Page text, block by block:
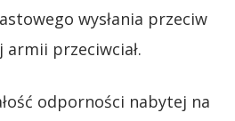
wysłania przeciw
przeciwciał.
odporności nabytej na